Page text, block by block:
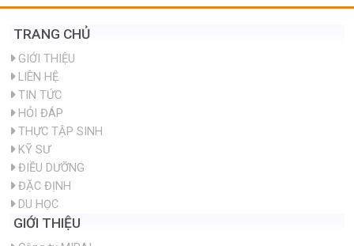
TRANG CHỦ
GIỚI THIỆU
LIÊN HỆ
TIN TỨC
HỎI ĐÁP
THỰC TẬP SINH
KỸ SƯ
ĐIỀU DƯỠNG
ĐẶC ĐỊNH
DU HỌC
GIỚI THIỆU